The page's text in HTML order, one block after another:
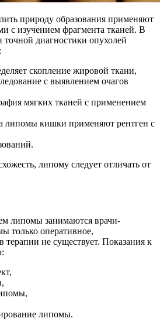
природу образования применяют
с изучением фрагмента тканей. В
точной диагностики опухолей
скопление жировой ткани,
с выявлением очагов
мягких тканей с применением
липомы кишки применяют рентген с
липому следует отличать от
липомы занимаются врачи-
только оперативное,
терапии не существует. Показания к
липомы.